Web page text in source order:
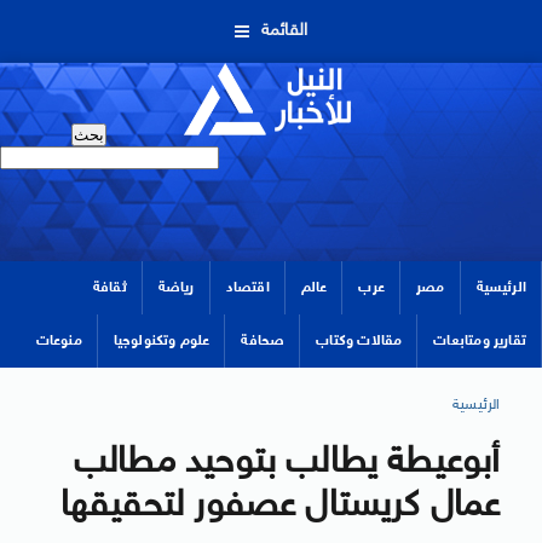
القائمة
الرئيسية مصر عرب عالم اقتصاد رياضة ثقافة
تقارير ومتابعات مقالات وكتاب صحافة علوم وتكنولوجيا منوعات
الرئيسية
أبوعيطة يطالب بتوحيد مطالب
عمال كريستال عصفور لتحقيقها